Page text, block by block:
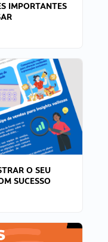
IMPORTANTES
O SEU
SUCESSO